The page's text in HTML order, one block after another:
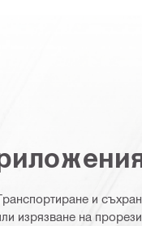
и
изрязване на